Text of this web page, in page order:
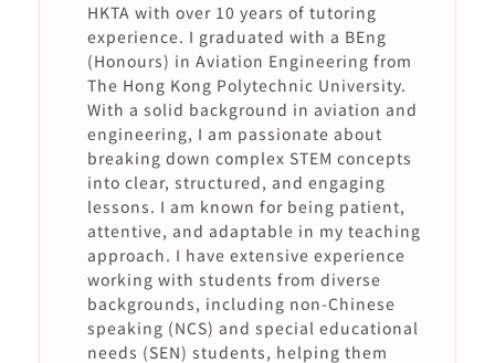
HKTA with over 10 years of tutoring
experience. I graduated with a BEng
(Honours) in Aviation Engineering from
The Hong Kong Polytechnic University.
With a solid background in aviation and
engineering, I am passionate about
breaking down complex STEM concepts
into clear, structured, and engaging
lessons. I am known for being patient,
attentive, and adaptable in my teaching
approach. I have extensive experience
working with students from diverse
backgrounds, including non-Chinese
speaking (NCS) and special educational
needs (SEN) students, helping them